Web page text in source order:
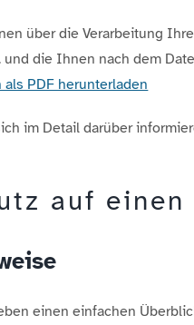
über die Verarbeitung
und die Ihnen nach dem
PDF herunterladen
im Detail darüber
auf
einen einfachen